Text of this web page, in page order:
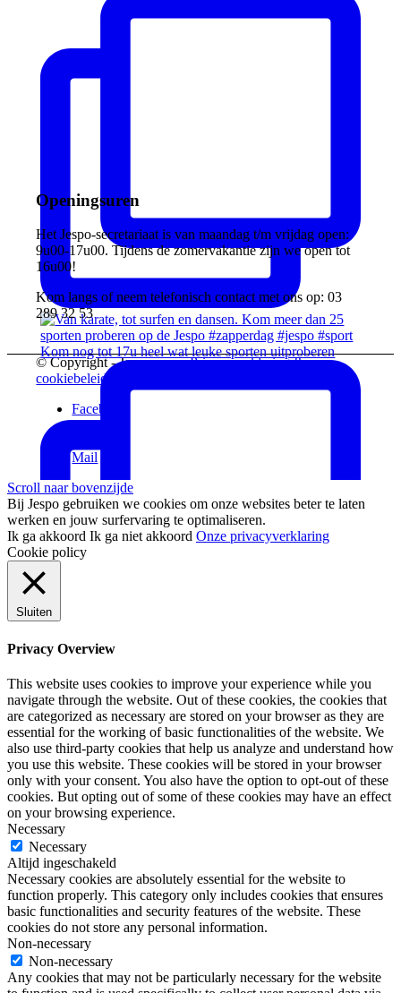
Kom nog tot 17u heel wat leuke sporten uitproberen
Openingsuren
Het Jespo-secretariaat is van maandag t/m vrijdag open:
9u00-17u00. Tijdens de zomervakantie zijn we open tot
16u00!
Kom langs of neem telefonisch contact met ons op: 03
289 32 53
© Copyright - Jespo vzw -Privacyverklaring &
cookiebeleid
Facebook
Instagram
Mail
Scroll naar bovenzijde
Bij Jespo gebruiken we cookies om onze websites beter te laten
werken en jouw surfervaring te optimaliseren.
Ik ga akkoord Ik ga niet akkoord Onze privacyverklaring
Cookie policy
Sluiten
Privacy Overview
This website uses cookies to improve your experience while you
navigate through the website. Out of these cookies, the cookies that
are categorized as necessary are stored on your browser as they are
essential for the working of basic functionalities of the website. We
also use third-party cookies that help us analyze and understand how
you use this website. These cookies will be stored in your browser
only with your consent. You also have the option to opt-out of these
cookies. But opting out of some of these cookies may have an effect
on your browsing experience.
Necessary
Necessary
Altijd ingeschakeld
Necessary cookies are absolutely essential for the website to
function properly. This category only includes cookies that ensures
basic functionalities and security features of the website. These
cookies do not store any personal information.
Non-necessary
Non-necessary
Any cookies that may not be particularly necessary for the website